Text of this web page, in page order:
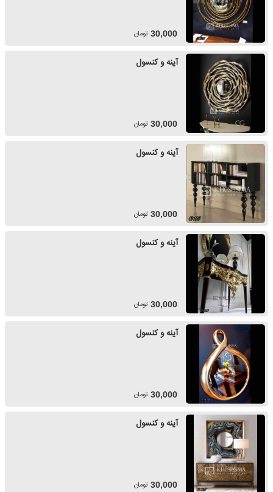
30,000 تومان
آینه و کنسول
30,000 تومان
آینه و کنسول
30,000 تومان
آینه و کنسول
30,000 تومان
آینه و کنسول
30,000 تومان
آینه و کنسول
30,000 تومان